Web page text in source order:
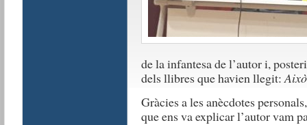
de la infantesa de l’autor i,
dels llibres que havien llegit:Això
Gràcies a les anècdotes
que ens va explicar l’autor vam